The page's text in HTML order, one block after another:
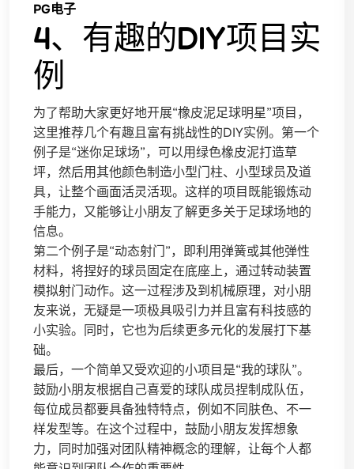
PG电子
4、有趣的DIY项目实
例
为了帮助大家更好地开展“橡皮泥足球明星”项目，
这里推荐几个有趣且富有挑战性的DIY实例。第一个
例子是“迷你足球场”，可以用绿色橡皮泥打造草
坪，然后用其他颜色制造小型门柱、小型球员及道
具，让整个画面活灵活现。这样的项目既能锻炼动
手能力，又能够让小朋友了解更多关于足球场地的
信息。
第二个例子是“动态射门”，即利用弹簧或其他弹性
材料，将捏好的球员固定在底座上，通过转动装置
模拟射门动作。这一过程涉及到机械原理，对小朋
友来说，无疑是一项极具吸引力并且富有科技感的
小实验。同时，它也为后续更多元化的发展打下基
础。
最后，一个简单又受欢迎的小项目是“我的球队”。
鼓励小朋友根据自己喜爱的球队成员捏制成队伍，
每位成员都要具备独特特点，例如不同肤色、不一
样发型等。在这个过程中，鼓励小朋友发挥想象
力，同时加强对团队精神概念的理解，让每个人都